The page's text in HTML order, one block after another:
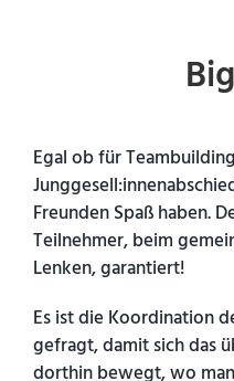
Egal ob für
Freunden Spaß haben.
Teilnehmer, beim
Lenken, garantiert!
Es ist die Koordination
gefragt, damit sich das
dorthin bewegt, wo